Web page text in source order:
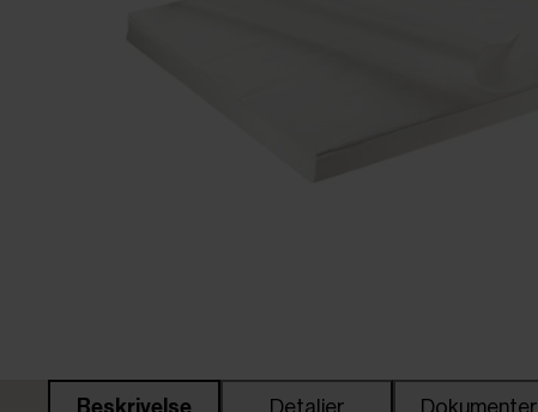
Beskrivelse Detaljer Dokumenter